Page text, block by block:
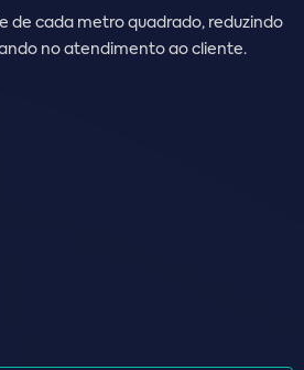
de cada metro quadrado, reduzindo
no atendimento ao cliente.